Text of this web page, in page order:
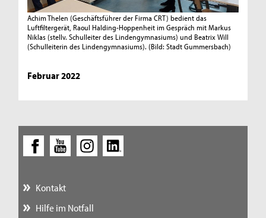
Achim Thelen (Geschäftsführer der Firma CRT) bedient das
Luftfiltergerät, Raoul Halding-Hoppenheit im Gespräch mit Markus
Niklas (stellv. Schulleiter des Lindengymnasiums) und Beatrix Will
(Schulleiterin des Lindengymnasiums). (Bild: Stadt Gummersbach)
Februar 2022
Kontakt
Hilfe im Notfall